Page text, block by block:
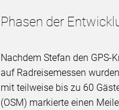
Phasen der
Nachdem Stefan den GPS-
auf Radreisemessen
mit teilweise bis zu 60
(OSM) markierte einen